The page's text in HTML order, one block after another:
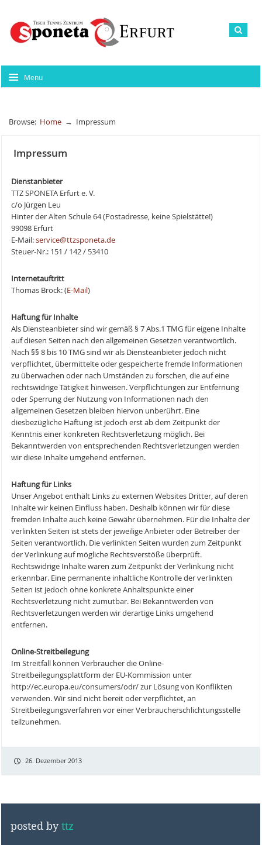
Menu
Browse: Home → Impressum
Impressum
Dienstanbieter
TTZ SPONETA Erfurt e. V.
c/o Jürgen Leu
Hinter der Alten Schule 64 (Postadresse, keine Spielstätte!)
99098 Erfurt
E-Mail:service@ttzsponeta.de
Steuer-Nr.: 151 / 142 / 53410
Internetauftritt
Thomas Brock: (E-Mail)
Haftung für Inhalte
Als Diensteanbieter sind wir gemäß § 7 Abs.1 TMG für eigene Inhalte
auf diesen Seiten nach den allgemeinen Gesetzen verantwortlich.
Nach §§ 8 bis 10 TMG sind wir als Diensteanbieter jedoch nicht
verpflichtet, übermittelte oder gespeicherte fremde Informationen
zu überwachen oder nach Umständen zu forschen, die auf eine
rechtswidrige Tätigkeit hinweisen. Verpflichtungen zur Entfernung
oder Sperrung der Nutzung von Informationen nach den
allgemeinen Gesetzen bleiben hiervon unberührt. Eine
diesbezügliche Haftung ist jedoch erst ab dem Zeitpunkt der
Kenntnis einer konkreten Rechtsverletzung möglich. Bei
Bekanntwerden von entsprechenden Rechtsverletzungen werden
wir diese Inhalte umgehend entfernen.
Haftung für Links
Unser Angebot enthält Links zu externen Websites Dritter, auf deren
Inhalte wir keinen Einfluss haben. Deshalb können wir für diese
fremden Inhalte auch keine Gewähr übernehmen. Für die Inhalte der
verlinkten Seiten ist stets der jeweilige Anbieter oder Betreiber der
Seiten verantwortlich. Die verlinkten Seiten wurden zum Zeitpunkt
der Verlinkung auf mögliche Rechtsverstöße überprüft.
Rechtswidrige Inhalte waren zum Zeitpunkt der Verlinkung nicht
erkennbar. Eine permanente inhaltliche Kontrolle der verlinkten
Seiten ist jedoch ohne konkrete Anhaltspunkte einer
Rechtsverletzung nicht zumutbar. Bei Bekanntwerden von
Rechtsverletzungen werden wir derartige Links umgehend
entfernen.
Online-Streitbeilegung
Im Streitfall können Verbraucher die Online-
Streitbeilegungsplattform der EU-Kommission unter
http://ec.europa.eu/consumers/odr/ zur Lösung von Konflikten
verwenden. Wir sind nicht bereit oder verpflichtet, an
Streitbeilegungsverfahren vor einer Verbraucherschlichtungsstelle
teilzunehmen.
26. Dezember 2013
posted byttz